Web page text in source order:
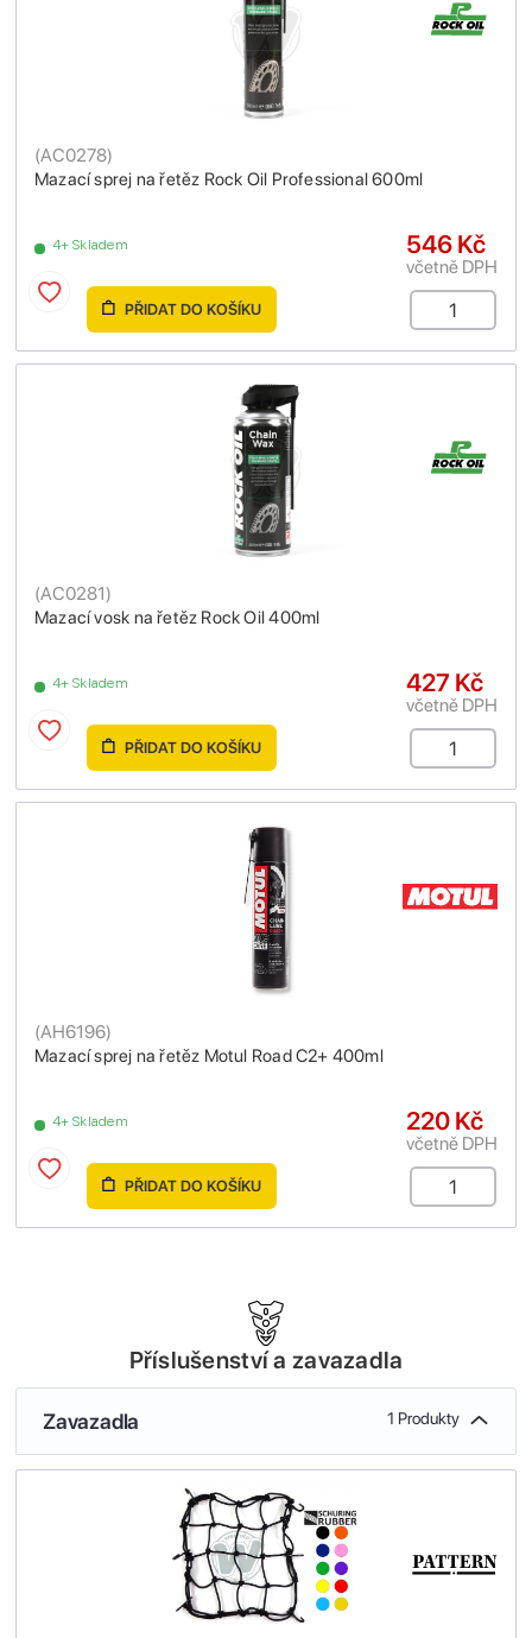
Mazací sprej na řetěz Rock Oil Professional 600ml
(AC0278)
4+ Skladem 546 Kč
včetně DPH
PŘIDAT DO KOŠÍKU
Mazací vosk na řetěz Rock Oil 400ml
(AC0281)
4+ Skladem 427 Kč
včetně DPH
PŘIDAT DO KOŠÍKU
Mazací sprej na řetěz Motul Road C2+ 400ml
(AH6196)
4+ Skladem 220 Kč
včetně DPH
PŘIDAT DO KOŠÍKU
Příslušenství a zavazadla
Zavazadla 1 Produkty